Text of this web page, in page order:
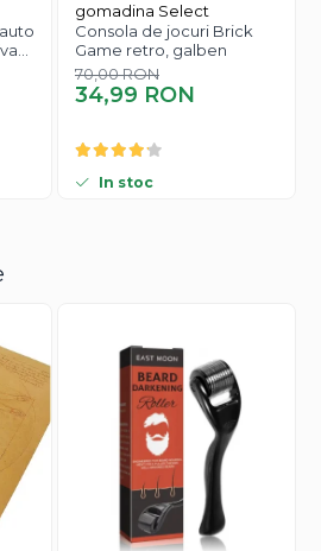
gomadina Select
Consola de jocuri Brick
Game retro, galben
70,00 RON
34,99 RON
In stoc